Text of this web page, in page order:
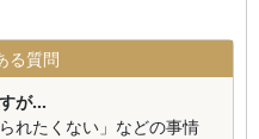
る質問
が...
れたくない」などの事情